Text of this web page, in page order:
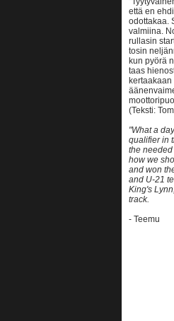
että en
odottakaa.
valmiina.
rullasin
tosin
kun pyörä
taas
(Teksti:
"What a
qualifier in
the
how we
and won
and U-21
King's
track.
- Teemu